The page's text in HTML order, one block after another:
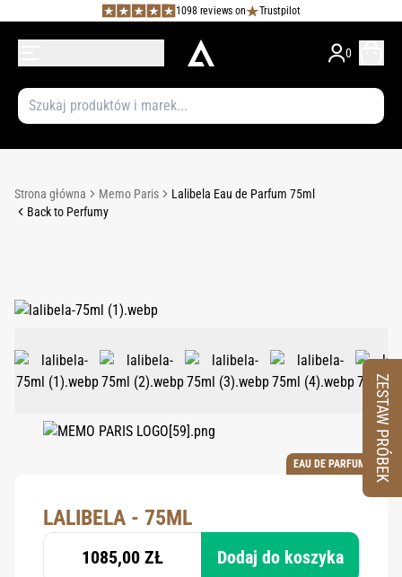
1098 reviews on Trustpilot
0
Strona główna Memo Paris
Lalibela Eau de Parfum 75ml
Back to Perfumy
EAU DE PARFUM
LALIBELA - 75ML
1085,00 ZŁ Dodaj do koszyka
ZESTAW PRÓBEK